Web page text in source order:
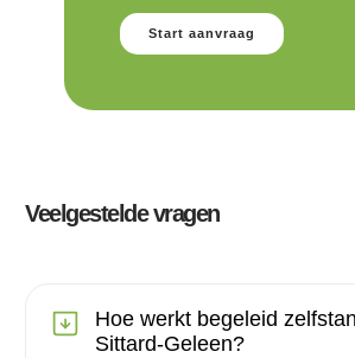
Start aanvraag
Veelgestelde vragen
Hoe werkt begeleid
Sittard-Geleen?